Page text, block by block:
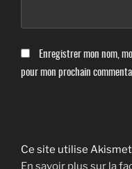
Enregistrer mon nom,
pour mon prochain
Ce site utilise
En savoir plus sur la